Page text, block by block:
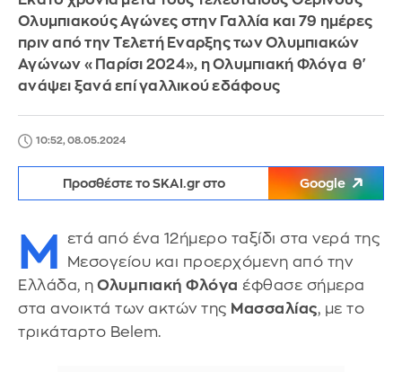
Ολυμπιακούς Αγώνες στην Γαλλία και 79 ημέρες
πριν από την Τελετή Εναρξης των Ολυμπιακών
Αγώνων «Παρίσι 2024», η Ολυμπιακή Φλόγα θ'
ανάψει ξανά επί γαλλικού εδάφους
10:52, 08.05.2024
Προσθέστε το SKAI.gr στο Google
Μ
ετά από ένα 12ήμερο ταξίδι στα νερά της
Μεσογείου και προερχόμενη από την
Ελλάδα, η Ολυμπιακή Φλόγα έφθασε σήμερα
στα ανοικτά των ακτών της Μασσαλίας, με το
τρικάταρτο Belem.